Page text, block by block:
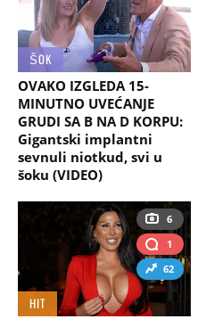
ŠOK
OVAKO IZGLEDA 15-
MINUTNO UVEĆANJE
GRUDI SA B NA D KORPU:
Gigantski implantni
sevnuli niotkud, svi u
šoku (VIDEO)
6
1
62
HIT